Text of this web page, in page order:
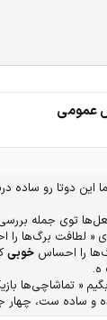
عمومی
دوتا رو ساده
توی جمله
« لطافت برگ‌ها را
را احساس خوبی
ه.
« تماشاچی‌ها
ساده ست، چهار